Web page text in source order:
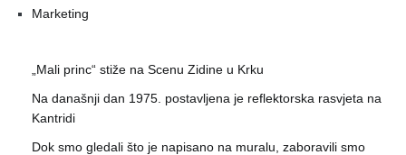
Marketing
„Mali princ“ stiže na Scenu Zidine u Krku
Na današnji dan 1975. postavljena je reflektorska rasvjeta na
Kantridi
Dok smo gledali što je napisano na muralu, zaboravili smo